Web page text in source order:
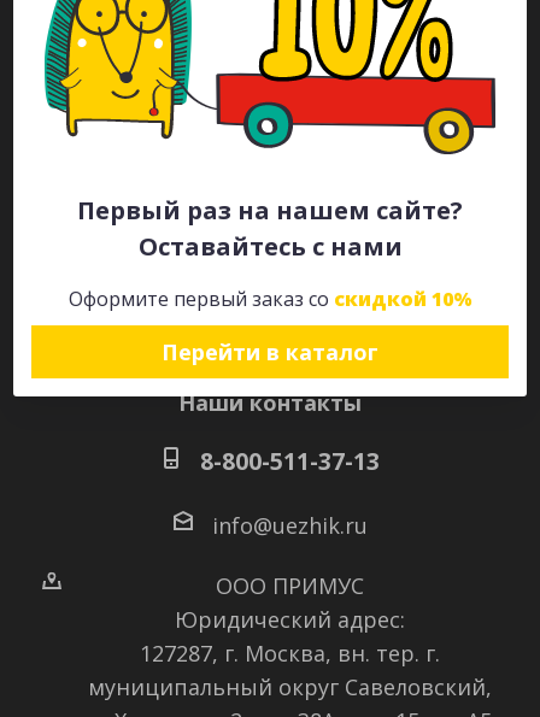
Первый раз на нашем сайте?
Оставайтесь с нами
Оформите первый заказ со скидкой 10%
Перейти в каталог
Рекламодателям
Каталог
Будьте всегда в курсе!
Наши контакты
8-800-511-37-13
info@uezhik.ru
ООО ПРИМУС
Юридический адрес:
127287, г. Москва, вн. тер. г.
муниципальный округ Савеловский,